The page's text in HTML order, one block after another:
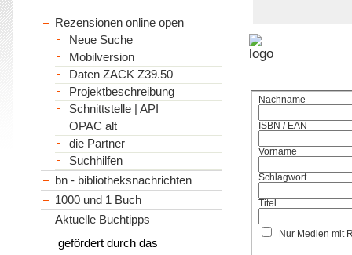
Nachname
ISBN / EAN
Vorname
Schlagwort
Titel
Nur Medien mit
Rezensionen online open
Neue Suche
Mobilversion
Daten ZACK Z39.50
Projektbeschreibung
Schnittstelle | API
OPAC alt
die Partner
Suchhilfen
bn - bibliotheksnachrichten
1000 und 1 Buch
Aktuelle Buchtipps
gefördert durch das